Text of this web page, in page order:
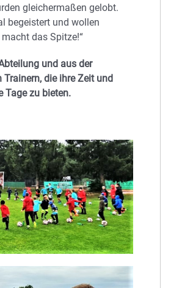
gleichermaßen gelobt.
begeistert und wollen
das Spitze!“
und aus der
die ihre Zeit und
Tage zu bieten.